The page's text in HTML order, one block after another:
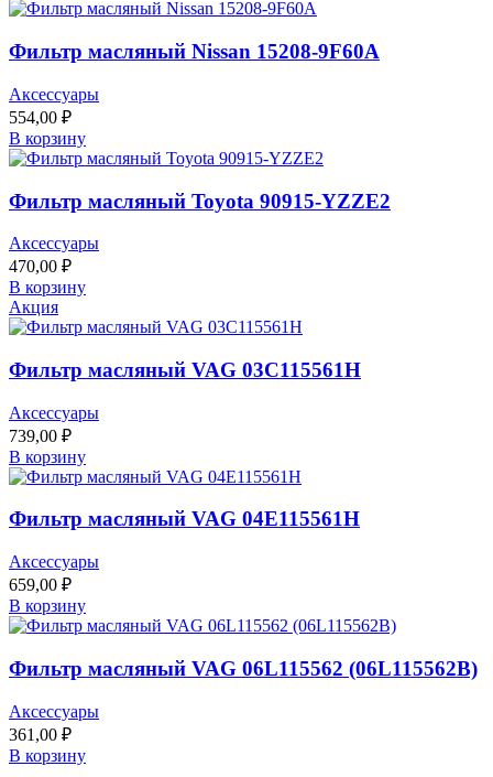
Фильтр масляный Nissan 15208-9F60A
Аксессуары
554,00 ₽
В корзину
Фильтр масляный Toyota 90915-YZZE2
Аксессуары
470,00 ₽
В корзину
Акция
Фильтр масляный VAG 03C115561H
Аксессуары
739,00 ₽
В корзину
Фильтр масляный VAG 04E115561H
Аксессуары
659,00 ₽
В корзину
Фильтр масляный VAG 06L115562 (06L115562B)
Аксессуары
361,00 ₽
В корзину